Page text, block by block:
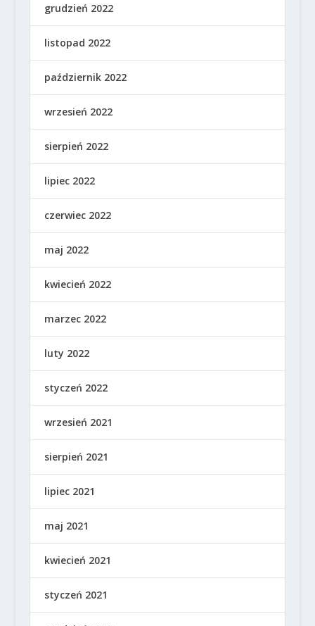
grudzień 2022
listopad 2022
październik 2022
wrzesień 2022
sierpień 2022
lipiec 2022
czerwiec 2022
maj 2022
kwiecień 2022
marzec 2022
luty 2022
styczeń 2022
wrzesień 2021
sierpień 2021
lipiec 2021
maj 2021
kwiecień 2021
styczeń 2021